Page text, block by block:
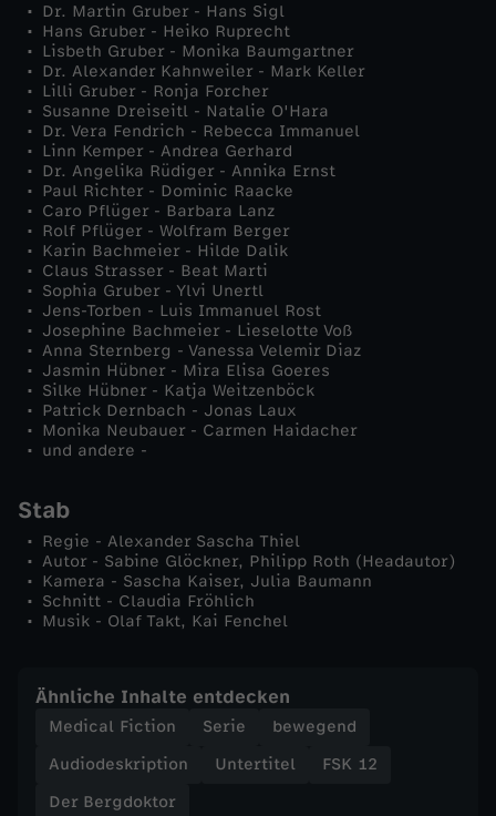
Dr. Martin Gruber - Hans Sigl
Hans Gruber - Heiko Ruprecht
Lisbeth Gruber - Monika Baumgartner
Dr. Alexander Kahnweiler - Mark Keller
Lilli Gruber - Ronja Forcher
Susanne Dreiseitl - Natalie O'Hara
Dr. Vera Fendrich - Rebecca Immanuel
Linn Kemper - Andrea Gerhard
Dr. Angelika Rüdiger - Annika Ernst
Paul Richter - Dominic Raacke
Caro Pflüger - Barbara Lanz
Rolf Pflüger - Wolfram Berger
Karin Bachmeier - Hilde Dalik
Claus Strasser - Beat Marti
Sophia Gruber - Ylvi Unertl
Jens-Torben - Luis Immanuel Rost
Josephine Bachmeier - Lieselotte Voß
Anna Sternberg - Vanessa Velemir Diaz
Jasmin Hübner - Mira Elisa Goeres
Silke Hübner - Katja Weitzenböck
Patrick Dernbach - Jonas Laux
Monika Neubauer - Carmen Haidacher
und andere -
Stab
Regie - Alexander Sascha Thiel
Autor - Sabine Glöckner, Philipp Roth (Headautor)
Kamera - Sascha Kaiser, Julia Baumann
Schnitt - Claudia Fröhlich
Musik - Olaf Takt, Kai Fenchel
Ähnliche Inhalte entdecken
Medical Fiction Serie
bewegend
Audiodeskription
Untertitel
FSK 12
Der Bergdoktor